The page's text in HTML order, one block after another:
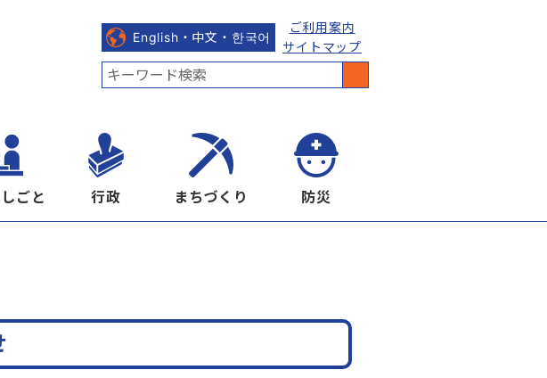
English・中文・한국어
ご利用案内
サイトマップ
ごと 行政 まちづくり 防災